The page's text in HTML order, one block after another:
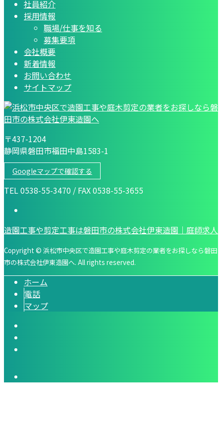
社員紹介
採用情報
職場/仕事を知る
募集要項
会社概要
新着情報
お問い合わせ
サイトマップ
〒437-1204
静岡県磐田市福田中島1583-1
Googleマップで確認する
TEL 0538-55-3470 / FAX 0538-55-3655
造園工事や剪定工事は磐田市の株式会社伊東造園｜庭師求人
Copyright © 浜松市中央区で造園工事や庭木剪定の業者をお探しなら磐田
市の株式会社伊東造園へ. All rights reserved.
ホーム
電話
マップ